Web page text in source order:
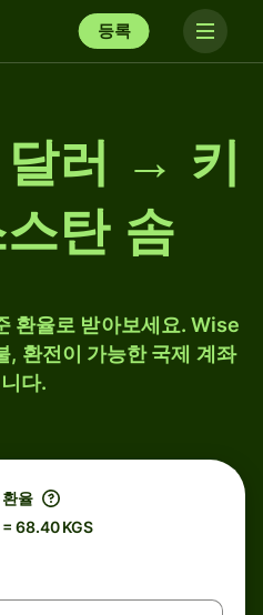
등록
달러 → 키
탄 솜
환율로 받아보세요. Wise
, 환전이 가능한 국제 계좌
다.
환율
= 68.40 KGS